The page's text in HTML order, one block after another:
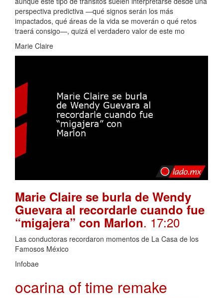
perspectiva predictiva —qué signos serán los más
impactados, qué áreas de la vida se moverán o qué retos
traerá consigo—, quizá el verdadero valor de este mo
Marie Claire
Marie Claire se burla de Wendy
Guevara al recordarle cuando fue
“migajera” con Marlon. 17:20
Las conductoras recordaron momentos de La Casa de los
Famosos México
Infobae
ocarina of time remake